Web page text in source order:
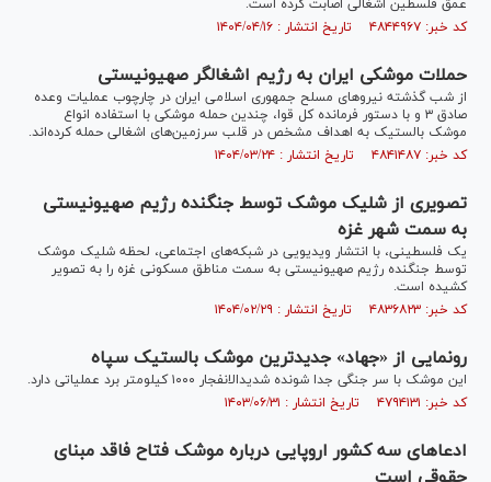
عمق فلسطین اشغالی اصابت کرده است.
کد خبر: ۴۸۴۴۹۶۷ تاریخ انتشار : ۱۴۰۴/۰۴/۱۶
حملات موشکی ایران به رژیم اشغالگر صهیونیستی
از شب گذشته نیرو‌های مسلح جمهوری اسلامی ایران در چارچوب عملیات وعده
صادق ۳ و با دستور فرمانده کل قوا، چندین حمله موشکی با استفاده انواع
موشک بالستیک به اهداف مشخص در قلب سرزمین‌های اشغالی حمله کرده‌اند.
کد خبر: ۴۸۴۱۴۸۷ تاریخ انتشار : ۱۴۰۴/۰۳/۲۴
تصویری از شلیک موشک توسط جنگنده رژیم صهیونیستی
به سمت شهر غزه
یک فلسطینی، با انتشار ویدیویی در شبکه‌های اجتماعی، لحظه شلیک موشک
توسط جنگنده رژیم صهیونیستی به سمت مناطق مسکونی غزه را به تصویر
کشیده است.
کد خبر: ۴۸۳۶۸۲۳ تاریخ انتشار : ۱۴۰۴/۰۲/۲۹
رونمایی از «جهاد» جدیدترین موشک بالستیک سپاه
این موشک با سر جنگی جدا شونده شدیدالانفجار ۱۰۰۰ کیلومتر برد عملیاتی دارد.
کد خبر: ۴۷۹۴۱۳۱ تاریخ انتشار : ۱۴۰۳/۰۶/۳۱
ادعا‌های سه کشور اروپایی درباره موشک فتاح فاقد مبنای